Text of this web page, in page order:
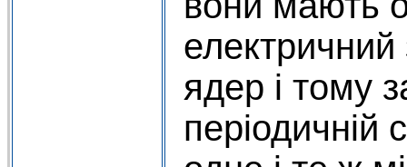
ядер і тому
періодичній